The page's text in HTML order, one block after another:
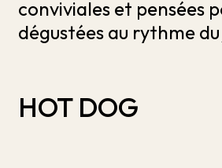
conviviales et pensées
dégustées au rythme du
HOT DOG